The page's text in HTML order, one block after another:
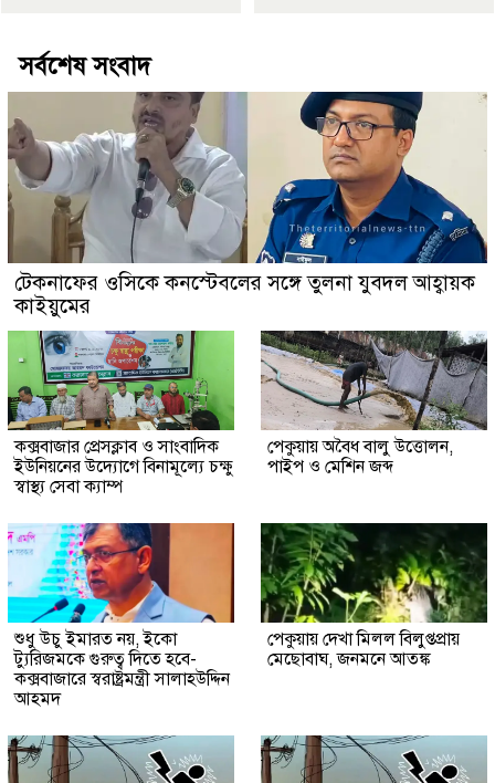
সর্বশেষ সংবাদ
টেকনাফের ওসিকে কনস্টেবলের সঙ্গে তুলনা যুবদল আহ্বায়ক
কাইয়ুমের
কক্সবাজার প্রেসক্লাব ও সাংবাদিক
ইউনিয়নের উদ্যোগে বিনামূল্যে চক্ষু
স্বাস্থ্য সেবা ক্যাম্প
পেকুয়ায় অবৈধ বালু উত্তোলন,
পাইপ ও মেশিন জব্দ
শুধু উচু ইমারত নয়, ইকো
ট্যুরিজমকে গুরুত্ব দিতে হবে-
কক্সবাজারে স্বরাষ্ট্রমন্ত্রী সালাহউদ্দিন
আহমদ
পেকুয়ায় দেখা মিলল বিলুপ্তপ্রায়
মেছোবাঘ, জনমনে আতঙ্ক